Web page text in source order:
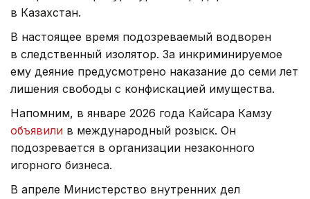
в Казахстан.
В настоящее время подозреваемый водворен
в следственный изолятор. За инкриминируемое
ему деяние предусмотрено наказание до семи лет
лишения свободы с конфискацией имущества.
Напомним, в январе 2026 года Кайсара Камзу
объявили в международный розыск. Он
подозревается в организации незаконного
игорного бизнеса.
В апреле Министерство внутренних дел